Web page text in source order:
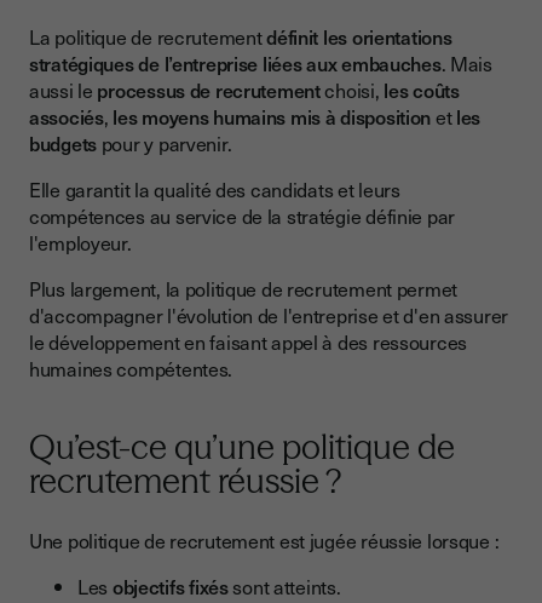
Politique de recrutement, ce qu’il faut retenir
La politique de recrutementdéfinit les orientations
stratégiques de l’entreprise liées aux embauches. Mais
aussi le processus de recrutementchoisi, les coûts
associés, les moyens humains mis à dispositionetles
budgets pour y parvenir.
Elle garantit la qualité des candidats et leurs
compétences au service de la stratégie définie par
l'employeur.
Plus largement, la politique de recrutement permet
d'accompagner l'évolution de l'entreprise et d'en assurer
le développement en faisant appel à des ressources
humaines compétentes.
Qu’est-ce qu’une politique de
recrutement réussie ?
Une politique de recrutement est jugée réussie lorsque :
Les objectifs fixéssont atteints.